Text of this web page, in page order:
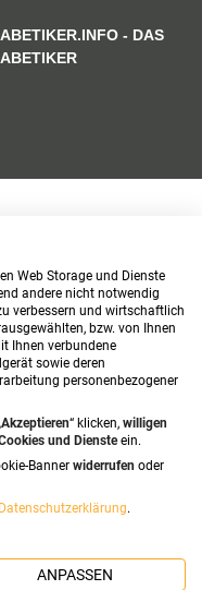
- DAS
Web Storage und Dienste
andere nicht notwendig
verbessern und wirtschaftlich
bzw. von Ihnen
Ihnen verbundene
sowie deren
personenbezogener
Akzeptieren“ klicken, willigen
und Diensteein.
Banner widerrufen oder
Datenschutzerklärung.
ANPASSEN